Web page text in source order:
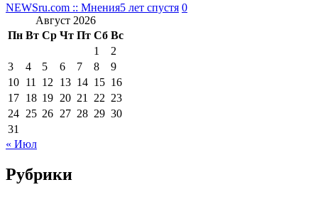
NEWSru.com :: Мнения5 лет спустя 0
Август 2026
Пн Вт Ср Чт Пт Сб Вс
1
2
3
4 5 6 7 8
9
10 11 12 13 14 15 16
17 18 19 20 21 22 23
24 25 26 27 28 29 30
31
« Июл
Рубрики